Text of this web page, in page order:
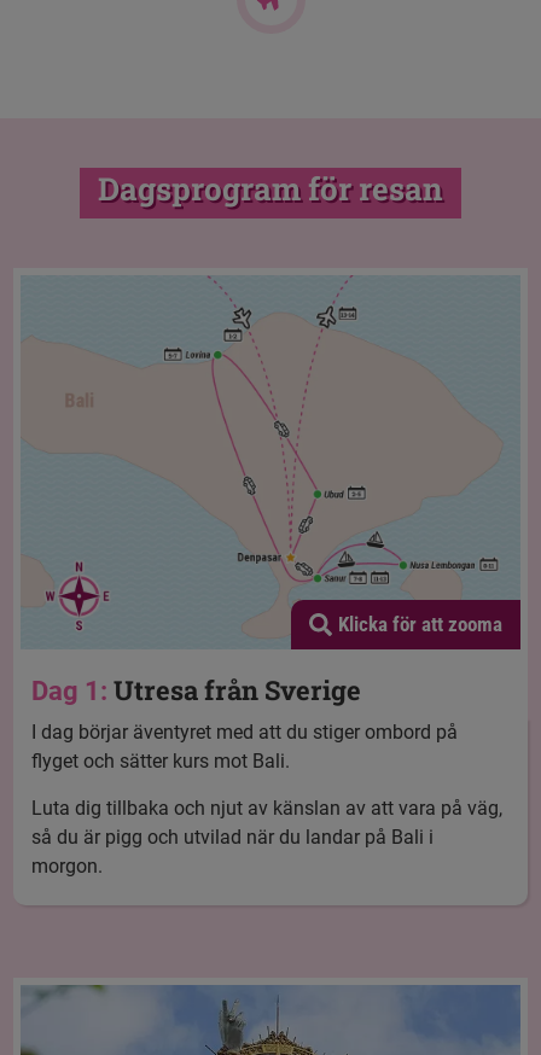
Dagsprogram för resan
Klicka för att zooma
Dag 1:Utresa från Sverige
I dag börjar äventyret med att du stiger ombord på
flyget och sätter kurs mot Bali.
Luta dig tillbaka och njut av känslan av att vara på väg,
så du är pigg och utvilad när du landar på Bali i
morgon.